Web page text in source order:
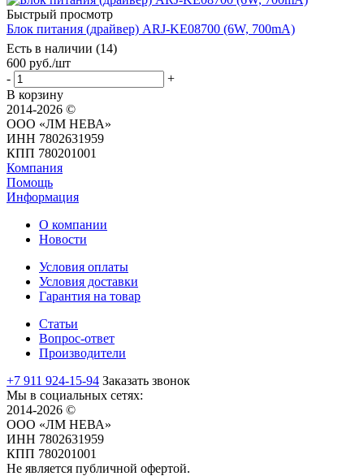
Быстрый просмотр
Блок питания (драйвер) ARJ-KE08700 (6W, 700mA)
Есть в наличии (14)
600 руб./шт
-
+
В корзину
2014-2026 ©
ООО «ЛМ НЕВА»
ИНН 7802631959
КПП 780201001
Компания
Помощь
Информация
О компании
Новости
Условия оплаты
Условия доставки
Гарантия на товар
Статьи
Вопрос-ответ
Производители
+7 911 924-15-94 Заказать звонок
Мы в социальных сетях:
2014-2026 ©
ООО «ЛМ НЕВА»
ИНН 7802631959
КПП 780201001
Не является публичной офертой.